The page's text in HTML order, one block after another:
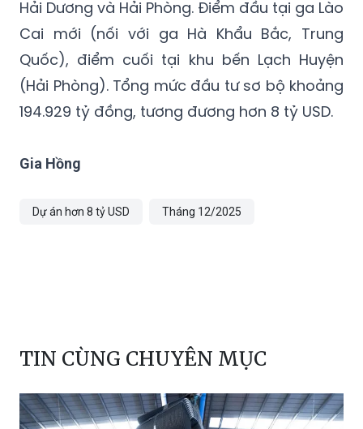
tỉnh, thành phố gồm: Lào Cai, Yên Bái, Phú
Thọ, Vĩnh Phúc, Hà Nội, Bắc Ninh, Hưng Yên,
Hải Dương và Hải Phòng. Điểm đầu tại ga Lào
Cai mới (nối với ga Hà Khẩu Bắc, Trung
Quốc), điểm cuối tại khu bến Lạch Huyện
194.929 tỷ đồng, tương đương hơn 8 tỷ USD.
Gia Hồng
TIN CÙNG CHUYÊN MỤC